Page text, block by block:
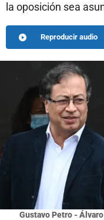
la oposición sea
Reproducir audio
Gustavo Petro -